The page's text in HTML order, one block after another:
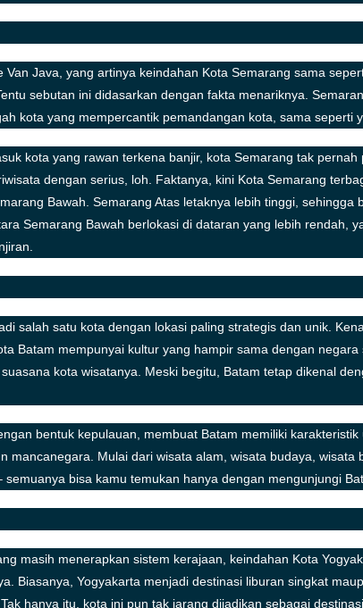
Van Java, yang artinya keindahan Kota Semarang sama
sebutan ini didasarkan dengan fakta menariknya.
kota yang mempercantik pemandangan kota, sama seperti
kota yang rawan terkena banjir, kota Semarang tak
dengan serius, loh. Faktanya, kini Kota Semarang
Bawah. Semarang Atas letaknya lebih tinggi, sehingga
Semarang Bawah berlokasi di dataran yang lebih rendah,
salah satu kota dengan lokasi paling strategis dan unik.
Batam mempunyai kultur yang hampir sama dengan
kota wisatanya. Meski begitu, Batam tetap dikenal
bentuk kepulauan, membuat Batam memiliki
mancanegara. Mulai dari wisata alam, wisata budaya, wisata
semuanya bisa kamu temukan hanya dengan mengunjungi
masih menerapkan sistem kerajaan, keindahan Kota
Biasanya, Yogyakarta menjadi destinasi liburan singkat
hanya itu, kota ini pun tak jarang dijadikan sebagai